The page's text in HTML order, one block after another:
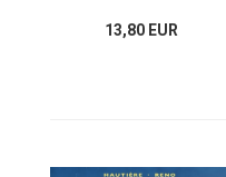
13,80 EUR